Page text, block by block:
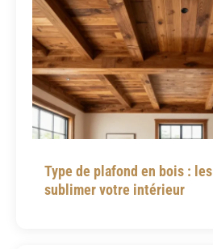
Type de plafond en bois :
sublimer votre intérieur